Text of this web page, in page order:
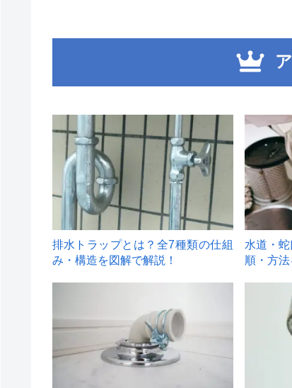
1
排水トラップとは？全7種類の仕組
み・構造を図解で解説！
2
水道・
順・方